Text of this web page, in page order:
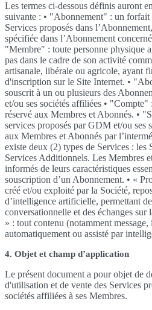
Les termes ci-dessous définis auront
suivante : • "Abonnement" : un forfait
Services proposés dans
spécifiée dans l’Abonnement
"Membre" : toute personne physique
pas dans le cadre de son activité
artisanale, libérale ou agricole, ayant
d'inscription sur le Site Internet. •
souscrit à un ou plusieurs des
et/ou ses sociétés affiliées • "Compte"
réservé aux Membres et Abonnés. •
services proposés par GDM et/ou ses
aux Membres et Abonnés par
existe deux (2) types de Services : les
Services Additionnels. Les Membres
informés de leurs caractéristiques
souscription d’un Abonnement. • «
créé et/ou exploité par la Société,
d’intelligence artificielle, permettant
conversationnelle et des échanges
» : tout contenu (notamment message,
automatiquement ou assisté par
4. Objet et champ d’application
Le présent document a pour objet de
d'utilisation et de vente des Services
sociétés affiliées à ses Membres.